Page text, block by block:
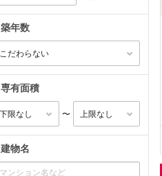
築年数
専有面積
〜
建物名